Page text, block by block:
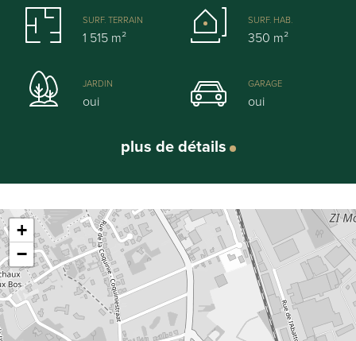
d’accueillir une activité libérale, un bureau haut de
gamme ou peut aisément être transformé en suite
parentale de plain-pied ou en espace de vie
complémentaire selon vos besoins.
La partie privative, développant près de 300 m², séduit
Hall d’entrée accueillant et structurant
Cuisine équipée accompagnée de son arrière-
cuisine fonctionnelle
Système de climatisation au sein de la propriété
Borne de recharge
À l’étage, l’espace nuit propose :
SURF. TERRAIN
1 515 m²
SURF. HAB.
350 m²
JARDIN
oui
GARAGE
oui
plus de détails
Général
Adresse:
Avenue Reine Astrid 87, Mouscron
Référence:
+
−